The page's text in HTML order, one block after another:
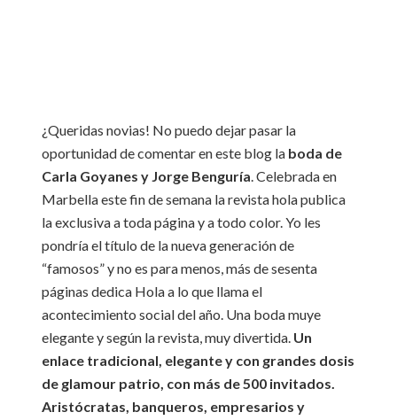
¿Queridas novias! No puedo dejar pasar la
oportunidad de comentar en este blog laboda de
Carla Goyanes y Jorge Benguría. Celebrada en
Marbella este fin de semana la revista hola publica
la exclusiva a toda página y a todo color. Yo les
pondría el título de la nueva generación de
“famosos” y no es para menos, más de sesenta
páginas dedica Hola a lo que llama el
acontecimiento social del año. Una boda muye
elegante y según la revista, muy divertida. Un
enlace tradicional, elegante y con grandes dosis
de glamour patrio, con más de 500 invitados.
Aristócratas, banqueros, empresarios y